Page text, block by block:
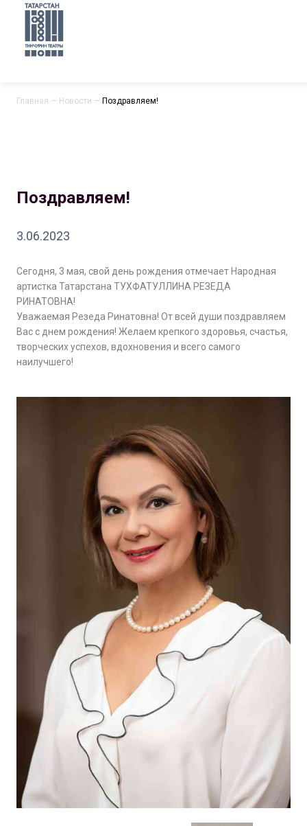
Главная — Новости — Поздравляем!
Поздравляем!
3.06.2023
Сегодня, 3 мая, свой день рождения отмечает Народная
артистка Татарстана ТУХФАТУЛЛИНА РЕЗЕДА
РИНАТОВНА!
Уважаемая Резеда Ринатовна! От всей души поздравляем
Вас с днем рождения! Желаем крепкого здоровья, счастья,
творческих успехов, вдохновения и всего самого
наилучшего!